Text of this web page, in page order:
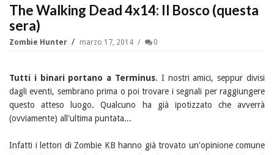
The Walking Dead 4x14: Il Bosco (questa
sera)
Zombie Hunter marzo 17, 2014 0
Tutti i binari portano a Terminus. I nostri amici, seppur divisi
dagli eventi, sembrano prima o poi trovare i segnali per raggiungere
questo atteso luogo. Qualcuno ha già ipotizzato che avverrà
(ovviamente) all'ultima puntata...
Infatti i lettori di Zombie KB hanno già trovato un'opinione comune